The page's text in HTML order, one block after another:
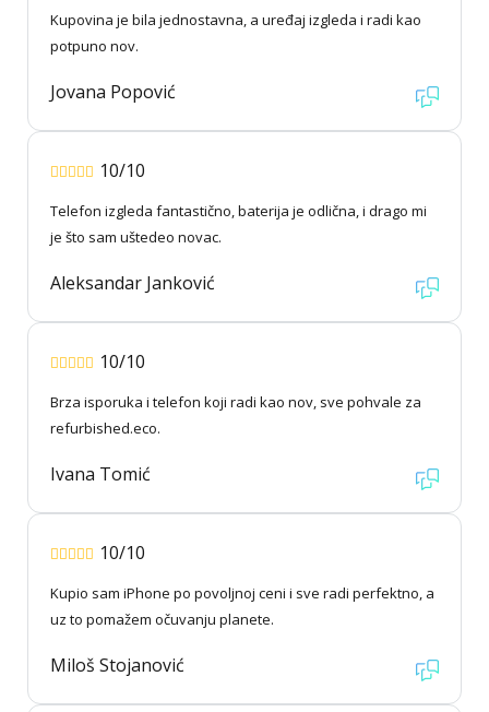
Kupovina je bila jednostavna, a uređaj izgleda i radi kao
potpuno nov.
Jovana Popović
10/10
Telefon izgleda fantastično, baterija je odlična, i drago mi
je što sam uštedeo novac.
Aleksandar Janković
10/10
Brza isporuka i telefon koji radi kao nov, sve pohvale za
refurbished.eco.
Ivana Tomić
10/10
Kupio sam iPhone po povoljnoj ceni i sve radi perfektno, a
uz to pomažem očuvanju planete.
Miloš Stojanović